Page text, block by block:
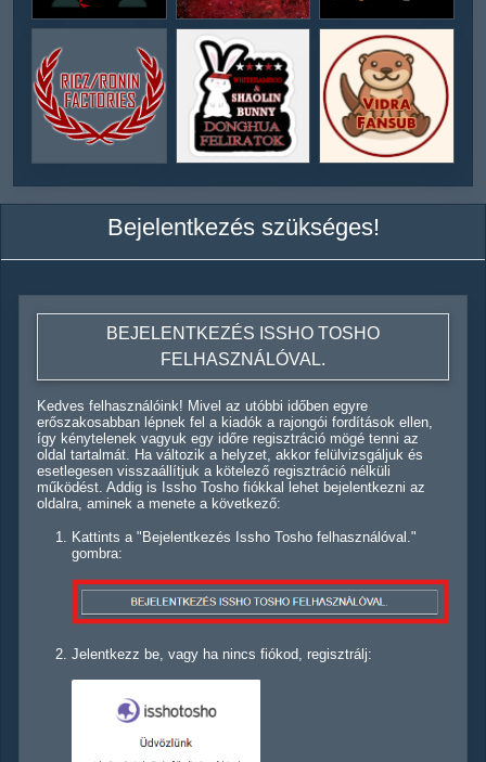
Bejelentkezés szükséges!
BEJELENTKEZÉS ISSHO TOSHO
FELHASZNÁLÓVAL.
Kedves felhasználóink! Mivel az utóbbi időben egyre
erőszakosabban lépnek fel a kiadók a rajongói fordítások ellen,
így kénytelenek vagyuk egy időre regisztráció mögé tenni az
oldal tartalmát. Ha változik a helyzet, akkor felülvizsgáljuk és
esetlegesen visszaállítjuk a kötelező regisztráció nélküli
működést. Addig is Issho Tosho fiókkal lehet bejelentkezni az
oldalra, aminek a menete a következő:
Kattints a "Bejelentkezés Issho Tosho felhasználóval."
gombra:
Jelentkezz be, vagy ha nincs fiókod, regisztrálj: